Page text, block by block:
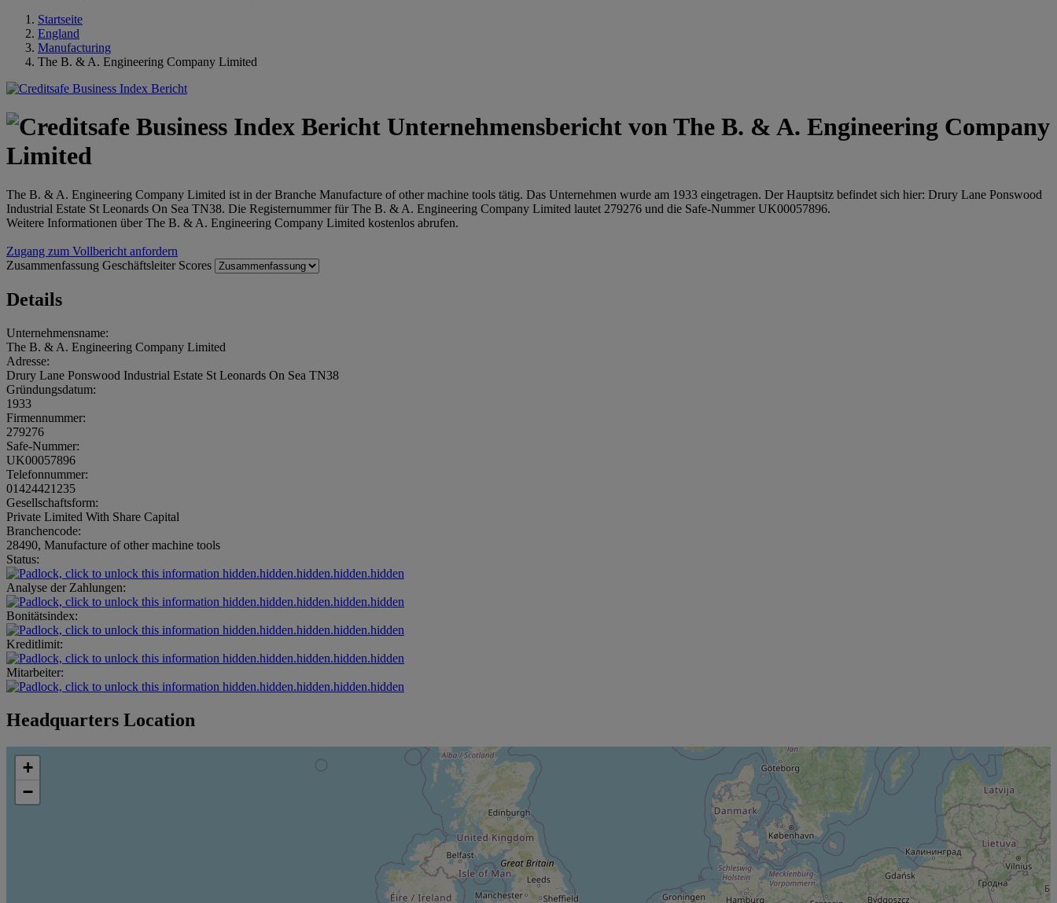
Startseite
England
Manufacturing
The B. & A. Engineering Company Limited
Unternehmensbericht von The B. & A. Engineering Company
Limited
The B. & A. Engineering Company Limited ist in der Branche Manufacture of other machine tools tätig. Das Unternehmen wurde am 1933 eingetragen. Der Hauptsitz befindet sich hier: Drury Lane Ponswood
Industrial Estate St Leonards On Sea TN38. Die Registernummer für The B. & A. Engineering Company Limited lautet 279276 und die Safe-Nummer UK00057896.
Weitere Informationen über The B. & A. Engineering Company Limited kostenlos abrufen.
Zugang zum Vollbericht anfordern
Zusammenfassung Geschäftsleiter Scores
Details
Unternehmensname:
The B. & A. Engineering Company Limited
Adresse:
Drury Lane Ponswood Industrial Estate St Leonards On Sea TN38
Gründungsdatum:
1933
Firmennummer:
279276
Safe-Nummer:
UK00057896
Telefonnummer:
01424421235
Gesellschaftsform:
Private Limited With Share Capital
Branchencode:
28490, Manufacture of other machine tools
Status:
hidden.hidden.hidden.hidden.hidden
Analyse der Zahlungen:
hidden.hidden.hidden.hidden.hidden
Bonitätsindex:
hidden.hidden.hidden.hidden.hidden
Kreditlimit:
hidden.hidden.hidden.hidden.hidden
Mitarbeiter:
hidden.hidden.hidden.hidden.hidden
Headquarters Location
+
−